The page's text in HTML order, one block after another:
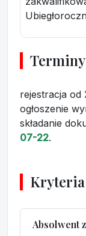
Terminy
rejestracja od
ogłoszenie
składanie
07-22.
Absolwent